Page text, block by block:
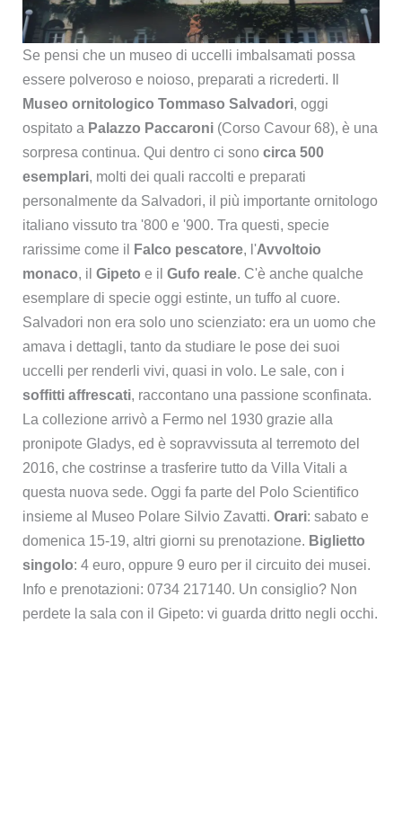
Se pensi che un museo di uccelli imbalsamati possa
essere polveroso e noioso, preparati a ricrederti. Il
Museo ornitologico Tommaso Salvadori, oggi
ospitato a Palazzo Paccaroni(Corso Cavour 68), è una
sorpresa continua. Qui dentro ci sono circa 500
esemplari, molti dei quali raccolti e preparati
personalmente da Salvadori, il più importante ornitologo
italiano vissuto tra '800 e '900. Tra questi, specie
rarissime come il
Falco pescatore, l'Avvoltoio
monaco, il Gipeto e il Gufo reale. C'è anche qualche
esemplare di specie oggi estinte, un tuffo al cuore.
Salvadori non era solo uno scienziato: era un uomo che
amava i dettagli, tanto da studiare le pose dei suoi
uccelli per renderli vivi, quasi in volo. Le sale, con i
soffitti affrescati, raccontano una passione sconfinata.
La collezione arrivò a Fermo nel 1930 grazie alla
pronipote Gladys, ed è sopravvissuta al terremoto del
2016, che costrinse a trasferire tutto da Villa Vitali a
questa nuova sede. Oggi fa parte del Polo Scientifico
insieme al Museo Polare Silvio Zavatti. Orari: sabato e
domenica 15-19, altri giorni su prenotazione. Biglietto
singolo: 4 euro, oppure 9 euro per il circuito dei musei.
Info e prenotazioni: 0734 217140. Un consiglio? Non
perdete la sala con il Gipeto: vi guarda dritto negli occhi.